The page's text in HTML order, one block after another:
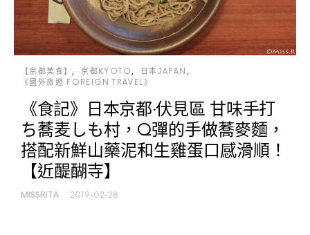
【京都美食】 京都KYOTO
日本JAPAN
《國外旅遊 FOREIGN TRAVEL》
《食記》日本京都‧伏見區 甘味手打
ち蕎麦しも村，Q彈的手做蕎麥麵，
搭配新鮮山藥泥和生雞蛋口感滑順！
【近醍醐寺】
MISSRITA 2019-02-28